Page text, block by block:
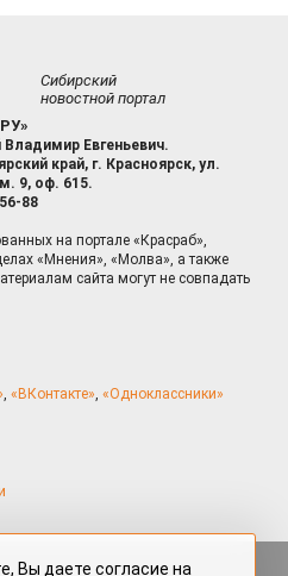
Сибирский
новостной портал
Владимир Евгеньевич.
край, г. Красноярск, ул.
9, оф. 615.
88
на портале «Красраб»,
«Мнения», «Молва», а также
сайта могут не совпадать
, «ВКонтакте», «Одноклассники»
Вы даете согласие на